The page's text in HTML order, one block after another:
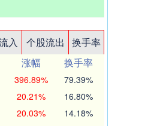
入 个股流出
换手率
涨幅
换手率
396.89% 79.39%
20.21% 16.80%
20.03% 14.18%